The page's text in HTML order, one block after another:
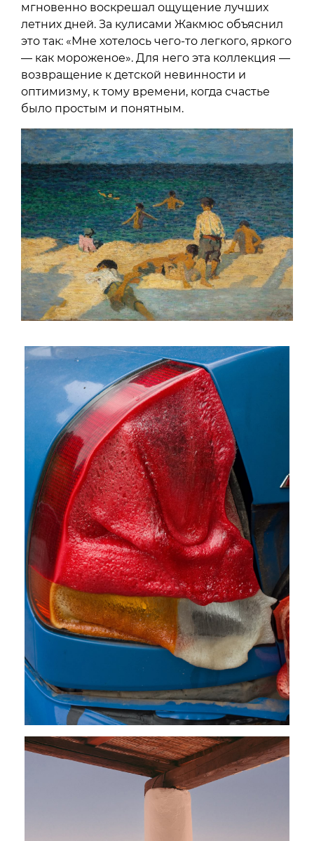
мгновенно воскрешал ощущение лучших
летних дней. За кулисами Жакмюс объяснил
это так: «Мне хотелось чего-то легкого, яркого
— как мороженое». Для него эта коллекция —
возвращение к детской невинности и
оптимизму, к тому времени, когда счастье
было простым и понятным.